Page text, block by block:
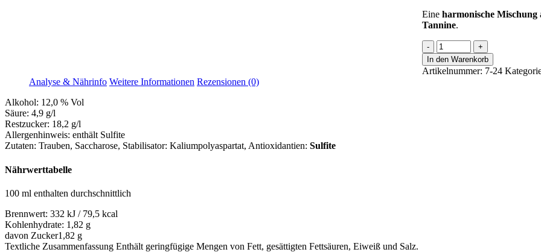
Eine harmonische Mischung
Tannine.
Spätburgunder
Menge
In den Warenkorb
Artikelnummer: 7-24
Analyse & Nährinfo Weitere Informationen Rezensionen (0)
Alkohol: 12,0 % Vol
Säure: 4,9 g/l
Restzucker: 18,2 g/l
Allergenhinweis: enthält Sulfite
Zutaten: Trauben, Saccharose, Stabilisator: Kaliumpolyaspartat, Antioxidantien: Sulfite
Nährwerttabelle
100 ml enthalten durchschnittlich
Brennwert: 332 kJ / 79,5 kcal
Kohlenhydrate: 1,82 g
davon Zucker1,82 g
Textliche Zusammenfassung Enthält geringfügige Mengen von Fett, gesättigten Fettsäuren, Eiweiß und Salz.